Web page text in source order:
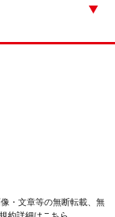
・文章等の無断転載、無